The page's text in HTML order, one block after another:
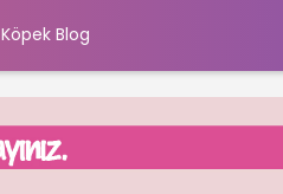
Köpek Blog